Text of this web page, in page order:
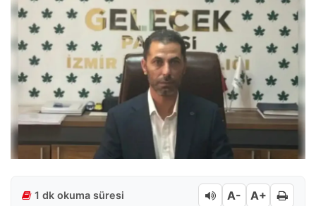
1 dk okuma süresi A- A+